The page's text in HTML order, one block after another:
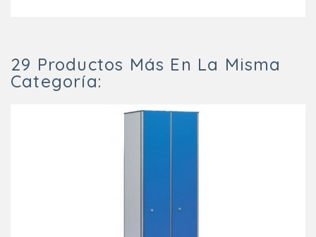
29 Productos Más En La Misma
Categoría: